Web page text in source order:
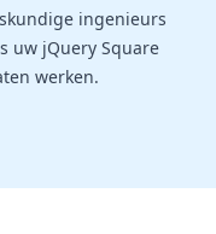
ingenieurs
uw jQuery Square
werken.